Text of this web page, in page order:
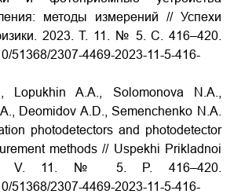
методы измерений // Успехи
2023. Т. 11. № 5. С. 416–420.
51368/2307-4469-2023-11-5-416-
Lopukhin A.A., Solomonova N.A.,
Deomidov A.D., Semenchenko N.A.
photodetectors and photodetector
methods // Uspekhi Prikladnoi
V. 11. № 5. P. 416–420.
51368/2307-4469-2023-11-5-416-